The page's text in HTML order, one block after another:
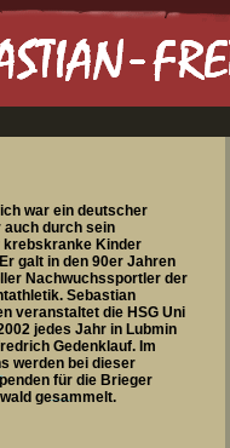
war ein deutscher
auch durch sein
krebskranke Kinder
galt in den 90er Jahren
Nachwuchssportler der
Sebastian
veranstaltet die HSG Uni
jedes Jahr in Lubmin
Gedenklauf. Im
werden bei dieser
für die Brieger
gesammelt.